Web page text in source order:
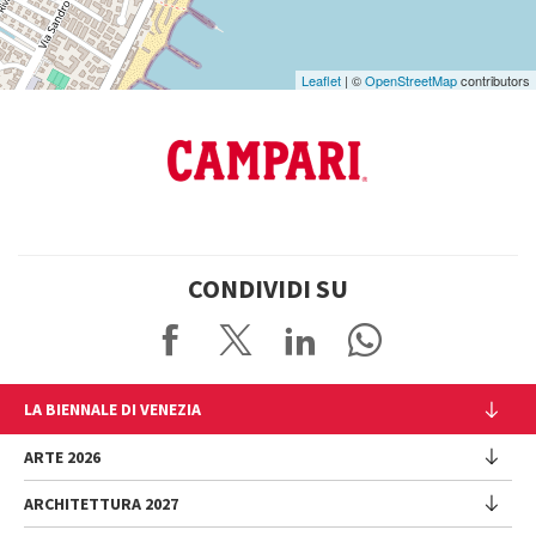
Leaflet | ©OpenStreetMapcontributors
CONDIVIDI SU
LA BIENNALE DI VENEZIA
L'Istituzione
Cariche istituzionali
Storia
ARTE 2026
Esposizione
ARCHITETTURA 2027